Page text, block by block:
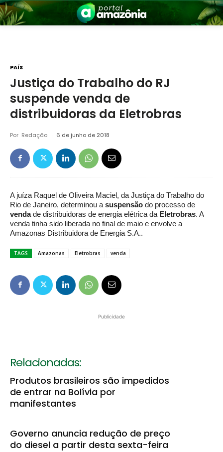
Amazônia
PAÍS
Justiça do Trabalho do RJ
suspende venda de
distribuidoras da Eletrobras
Por Redação 6 de junho de 2018
A juíza Raquel de Oliveira Maciel, da Justiça do Trabalho do
Rio de Janeiro, determinou a suspensão do processo de
vendade distribuidoras de energia elétrica da Eletrobras. A
venda tinha sido liberada no final de maio e envolve a
Amazonas Distribuidora de Energia S.A..
TAGS Amazonas Eletrobras venda
Publicidade
Relacionadas:
Produtos brasileiros são impedidos
de entrar na Bolívia por
manifestantes
Governo anuncia redução de preço
do diesel a partir desta sexta-feira